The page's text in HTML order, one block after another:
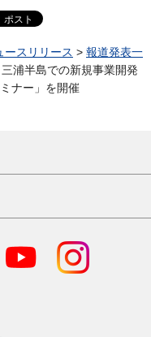
ースリリース > 報道発表一
浦半島での新規事業開発
ナー」を開催